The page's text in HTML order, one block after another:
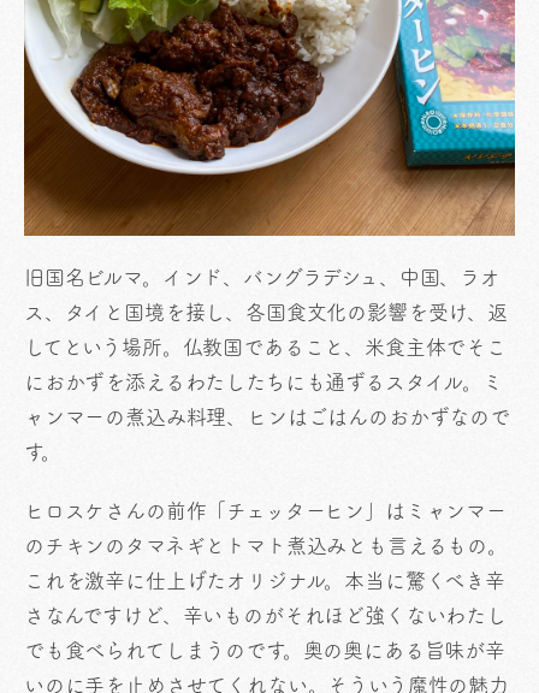
旧国名ビルマ。インド、バングラデシュ、中国、ラオ
ス、タイと国境を接し、各国食文化の影響を受け、返
してという場所。仏教国であること、米食主体でそこ
におかずを添えるわたしたちにも通ずるスタイル。ミ
ャンマーの煮込み料理、ヒンはごはんのおかずなので
す。
ヒロスケさんの前作「チェッターヒン」はミャンマー
のチキンのタマネギとトマト煮込みとも言えるもの。
これを激辛に仕上げたオリジナル。本当に驚くべき辛
さなんですけど、辛いものがそれほど強くないわたし
でも食べられてしまうのです。奥の奥にある旨味が辛
いのに手を止めさせてくれない。そういう魔性の魅力